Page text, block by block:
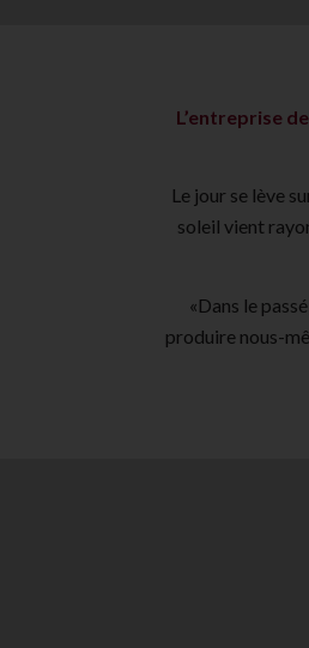
L’entreprise
Le jour se lève
soleil vient
«Dans le
produire nous-